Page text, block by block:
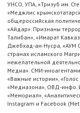
УНСО, УПА, «Тризуб им.
«Меджлис
общероссийская
«Айдар». Признаны
Талибан», «Имарат
Джебхад-ан-Нусра, «АУМ
странах исламского
нежелательной
Медиа». СМИ-
«Важные истории»,
«Медиазона», ОВД-инфо.
«Мемориал»,
Instagram и Facebook